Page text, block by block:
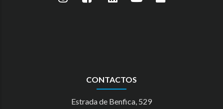
CONTACTOS
Estrada de Benfica, 529